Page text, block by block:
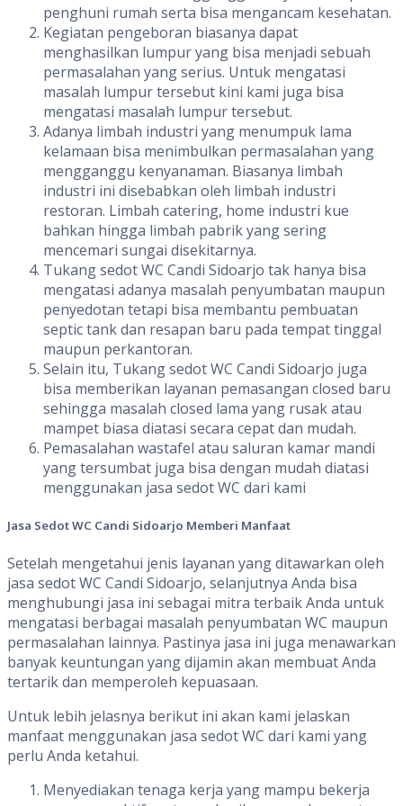
penghuni rumah serta bisa mengancam kesehatan.
Kegiatan pengeboran biasanya dapat
menghasilkan lumpur yang bisa menjadi sebuah
permasalahan yang serius. Untuk mengatasi
masalah lumpur tersebut kini kami juga bisa
mengatasi masalah lumpur tersebut.
Adanya limbah industri yang menumpuk lama
kelamaan bisa menimbulkan permasalahan yang
mengganggu kenyanaman. Biasanya limbah
industri ini disebabkan oleh limbah industri
restoran. Limbah catering, home industri kue
bahkan hingga limbah pabrik yang sering
mencemari sungai disekitarnya.
Tukang sedot WC Candi Sidoarjo tak hanya bisa
mengatasi adanya masalah penyumbatan maupun
penyedotan tetapi bisa membantu pembuatan
septic tank dan resapan baru pada tempat tinggal
maupun perkantoran.
Selain itu, Tukang sedot WC Candi Sidoarjo juga
bisa memberikan layanan pemasangan closed baru
sehingga masalah closed lama yang rusak atau
mampet biasa diatasi secara cepat dan mudah.
Pemasalahan wastafel atau saluran kamar mandi
yang tersumbat juga bisa dengan mudah diatasi
menggunakan jasa sedot WC dari kami
Jasa Sedot WC Candi Sidoarjo Memberi Manfaat
Setelah mengetahui jenis layanan yang ditawarkan oleh
jasa sedot WC Candi Sidoarjo, selanjutnya Anda bisa
menghubungi jasa ini sebagai mitra terbaik Anda untuk
mengatasi berbagai masalah penyumbatan WC maupun
permasalahan lainnya. Pastinya jasa ini juga menawarkan
banyak keuntungan yang dijamin akan membuat Anda
tertarik dan memperoleh kepuasaan.
Untuk lebih jelasnya berikut ini akan kami jelaskan
manfaat menggunakan jasa sedot WC dari kami yang
perlu Anda ketahui.
Menyediakan tenaga kerja yang mampu bekerja